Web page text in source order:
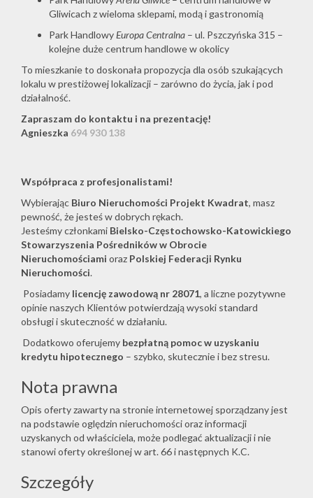
Gliwicach z wieloma sklepami, modą i gastronomią
Park HandlowyEuropa Centralna – ul. Pszczyńska 315 –
kolejne duże centrum handlowe w okolicy
To mieszkanie to doskonała propozycja dla osób szukających
lokalu w prestiżowej lokalizacji – zarówno do życia, jak i pod
działalność.
Zapraszam do kontaktu i na prezentację!
Agnieszka 694 930 138
Współpraca z profesjonalistami!
Wybierając Biuro Nieruchomości Projekt Kwadrat, masz
pewność, że jesteś w dobrych rękach.
Jesteśmy członkami Bielsko-Częstochowsko-Katowickiego
Stowarzyszenia Pośredników w Obrocie
Nieruchomościami oraz Polskiej Federacji Rynku
Nieruchomości.
Posiadamy licencję zawodową nr 28071, a liczne pozytywne
opinie naszych Klientów potwierdzają wysoki standard
obsługi i skuteczność w działaniu.
Dodatkowo oferujemy bezpłatną pomoc w uzyskaniu
kredytu hipotecznego – szybko, skutecznie i bez stresu.
Nota prawna
Opis oferty zawarty na stronie internetowej sporządzany jest
na podstawie oględzin nieruchomości oraz informacji
uzyskanych od właściciela, może podlegać aktualizacji i nie
stanowi oferty określonej w art. 66 i następnych K.C.
Szczegóły